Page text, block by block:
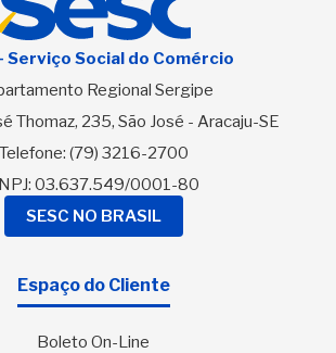
Serviço Social do Comércio
Regional Sergipe
Thomaz, 235, São José - Aracaju-SE
Telefone: (79) 3216-2700
03.637.549/0001-80
SESC NO BRASIL
Espaço do Cliente
Boleto On-Line